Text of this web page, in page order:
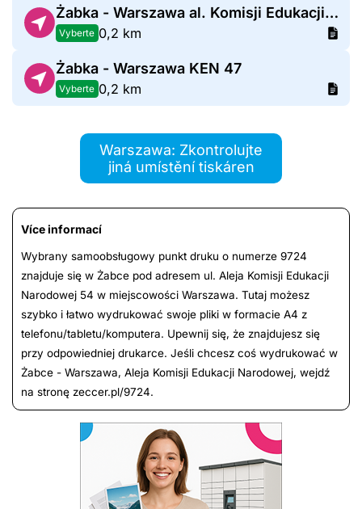
Żabka - Warszawa al. Komisji Edukacji Narodowej 51
Vyberte 0,2 km
Żabka - Warszawa KEN 47
Vyberte 0,2 km
Warszawa: Zkontrolujte
jiná umístění tiskáren
Více informací
Wybrany samoobsługowy punkt druku o numerze 9724
znajduje się w Żabce pod adresem ul. Aleja Komisji Edukacji
Narodowej 54 w miejscowości Warszawa. Tutaj możesz
szybko i łatwo wydrukować swoje pliki w formacie A4 z
telefonu/tabletu/komputera. Upewnij się, że znajdujesz się
przy odpowiedniej drukarce. Jeśli chcesz coś wydrukować w
Żabce - Warszawa, Aleja Komisji Edukacji Narodowej, wejdź
na stronę zeccer.pl/9724.